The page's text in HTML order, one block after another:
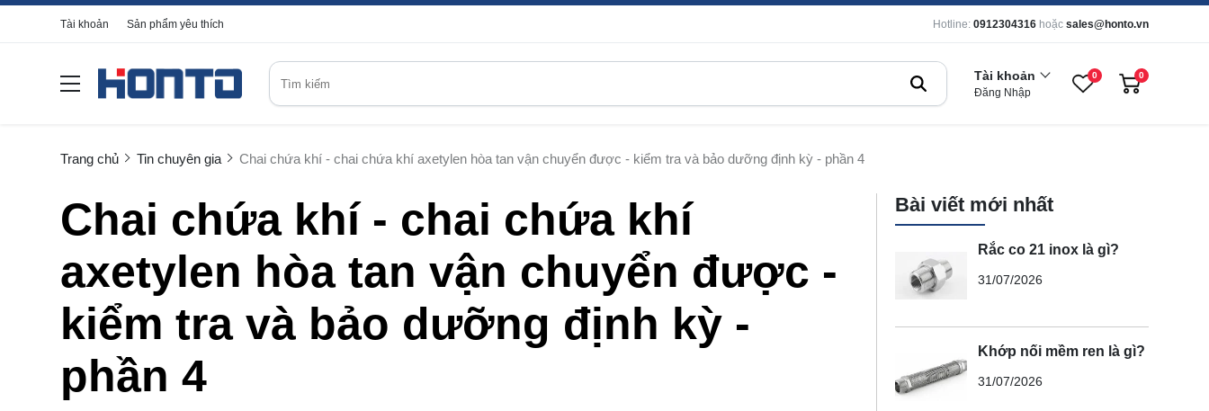
Tài khoản Sản phẩm yêu thích Hotline: 0912304316 hoặc sales@honto.vn
Tài khoản
Đăng Nhập
0 0
Trang chủ Tin chuyên gia Chai chứa khí - chai chứa khí axetylen hòa tan vận chuyển được - kiểm tra và bảo dưỡng định kỳ - phần 4
Chai chứa khí - chai chứa khí
axetylen hòa tan vận chuyển được -
kiểm tra và bảo dưỡng định kỳ -
phần 4
Bài viết mới nhất
Rắc co 21 inox là gì?
31/07/2026
Khớp nối mềm ren là gì?
31/07/2026